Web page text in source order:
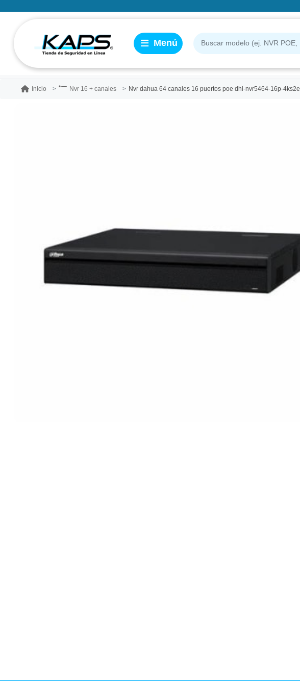
Inicio Nvr 16 + canales Nvr dahua 64 canales 16 puertos poe dhi-nvr5464-16p-4ks2e